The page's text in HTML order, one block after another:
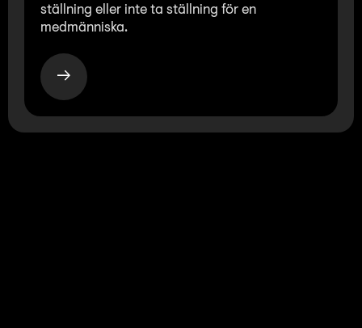
ställning eller inte ta ställning för en
medmänniska.